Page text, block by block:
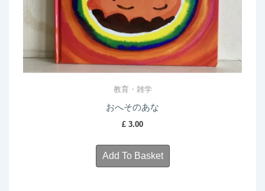
教育・雑学
おへそのあな
£ 3.00
Add To Basket